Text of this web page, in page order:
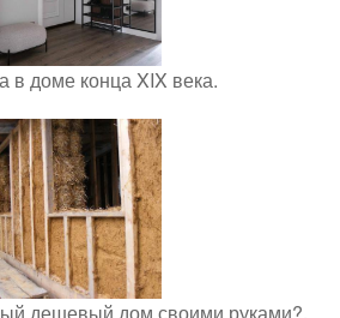
в доме конца XIX века.